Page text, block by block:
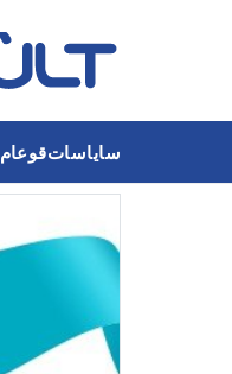
ساياساتقوعام